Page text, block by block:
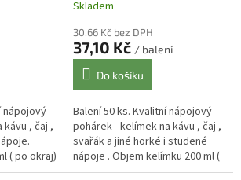
nápojový
, čaj ,
( po okraj)
ml.
Skladem
30,66 Kč bez DPH
37,10 Kč / balení
Do košíku
Balení 50 ks. Kvalitní nápojový
pohárek - kelímek na kávu , čaj ,
svařák a jiné horké i studené
nápoje . Objem kelímku 200 ml (
po okraj) , užitný objem cca 160